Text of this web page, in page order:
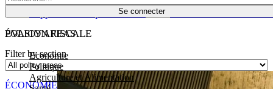
Se connecter
POLICY AREAS
Economie
Politique
Agriculture et Alimentation
Économie
ÉVASION FISCALE
Filter by section
ÉCONOMIE